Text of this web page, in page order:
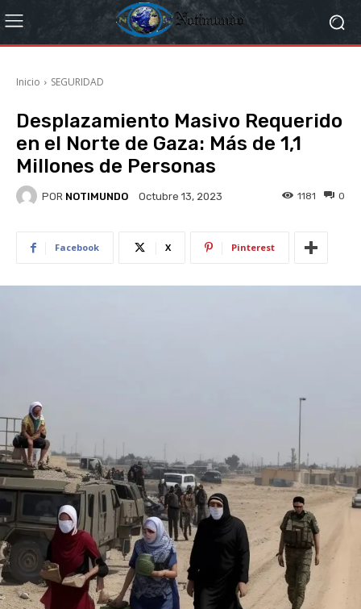
Inicio SEGURIDAD
Desplazamiento Masivo Requerido
en el Norte de Gaza: Más de 1,1
Millones de Personas
POR NOTIMUNDO Octubre 13, 2023 0
1181
Facebook X Pinterest